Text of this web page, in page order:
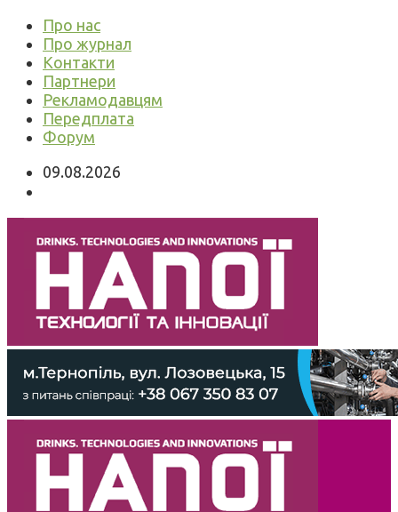
Про нас
Про журнал
Контакти
Партнери
Рекламодавцям
Передплата
Форум
09.08.2026